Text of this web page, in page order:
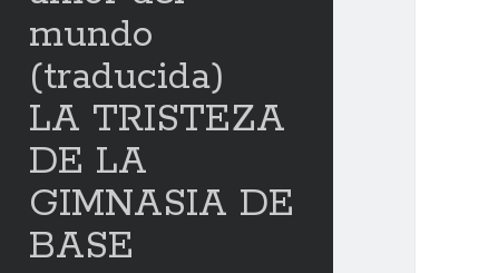
mundo
(traducida)
LA TRISTEZA
DE LA
GIMNASIA DE
BASE